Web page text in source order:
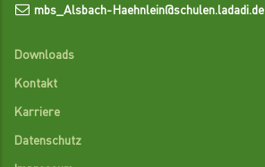
mbs_Alsbach-Haehnlein@schulen.ladadi.de
Downloads
Kontakt
Karriere
Datenschutz